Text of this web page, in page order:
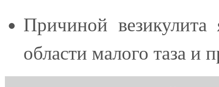
Причиной
области малого таза и